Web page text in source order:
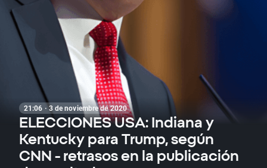
21:06 · 3 de noviembre de 2020
ELECCIONES USA: Indiana y
Kentucky para Trump, según
CNN - retrasos en la publicación